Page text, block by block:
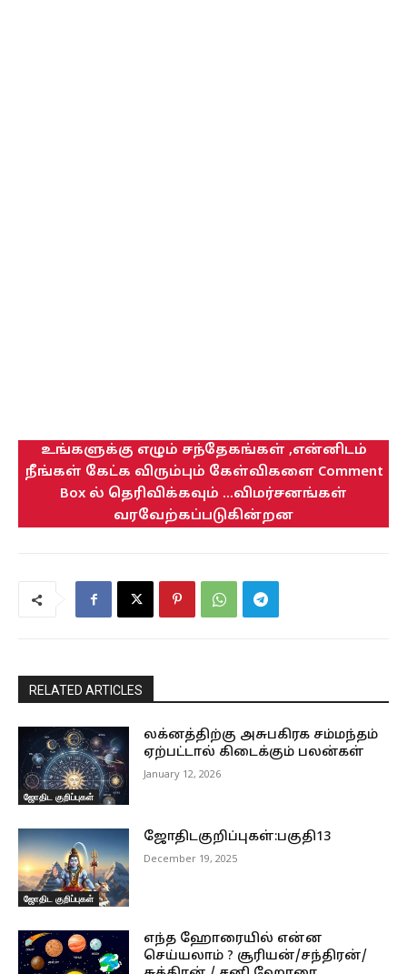
உங்களுக்கு எழும் சந்தேகங்கள் ,என்னிடம்
நீங்கள் கேட்க விரும்பும் கேள்விகளை Comment
Box ல் தெரிவிக்கவும் ...விமர்சனங்கள்
வரவேற்கப்படுகின்றன
RELATED ARTICLES
ஜோதிட குறிப்புகள்
லக்னத்திற்கு அசுபகிரக சம்மந்தம்
ஏற்பட்டால் கிடைக்கும் பலன்கள்
January 12, 2026
ஜோதிட குறிப்புகள்
ஜோதிடகுறிப்புகள்:பகுதி13
December 19, 2025
எந்த ஹோரையில் என்ன
செய்யலாம் ? சூரியன்/சந்திரன்/